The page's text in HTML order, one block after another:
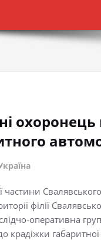
охоронець
філії
оперативна
крадіжки